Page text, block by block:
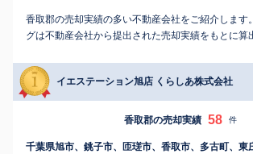
香取郡の売却実績の多い不動産会社をご紹介します
グは不動産会社から提出された売却実績をもとに算
イエステーション旭店 くらしあ株式会社
香取郡の売却実績 58 件
千葉県旭市、銚子市、匝瑳市、香取市、多古町、東